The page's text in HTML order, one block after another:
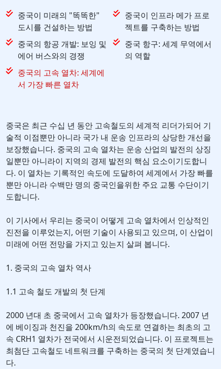
중국이 미래의 "똑똑한"
도시를 건설하는 방법
중국이 인프라 메가 프로
젝트를 구축하는 방법
중국의 항공 개발: 보잉 및
에어 버스와의 경쟁
중국 항구: 세계 무역에서
의 역할
중국의 고속 열차: 세계에
서 가장 빠른 열차
중국은 최근 수십 년 동안 고속철도의 세계적 리더가되어 기
술적 이점뿐만 아니라 국가 내 운송 인프라의 상당한 개선을
보장했습니다. 중국의 고속 열차는 운송 산업의 발전의 상징
일뿐만 아니라이 지역의 경제 발전의 핵심 요소이기도합니
다. 이 열차는 기록적인 속도에 도달하여 세계에서 가장 빠를
뿐만 아니라 수백만 명의 중국인을위한 주요 교통 수단이기
도합니다.
이 기사에서 우리는 중국이 어떻게 고속 열차에서 인상적인
진전을 이루었는지, 어떤 기술이 사용되고 있으며, 이 산업이
미래에 어떤 전망을 가지고 있는지 살펴 봅니다.
1. 중국의 고속 열차 역사
1.1 고속 철도 개발의 첫 단계
2000 년대 초 중국에서 고속 열차가 등장했습니다. 2007 년
에 베이징과 천진을 200km/h의 속도로 연결하는 최초의 고
속 CRH1 열차가 전국에서 시운전되었습니다. 이 프로젝트는
최첨단 고속철도 네트워크를 구축하는 중국의 첫 단계였습니
다.